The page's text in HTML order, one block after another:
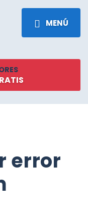
MENÚ
error